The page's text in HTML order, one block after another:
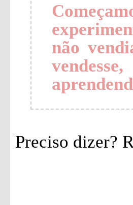
não
Preciso